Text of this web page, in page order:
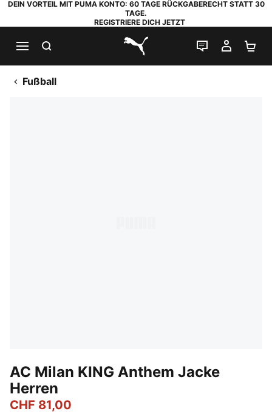
DEIN VORTEIL MIT PUMA KONTO: 60 TAGE RÜCKGABERECHT STATT 30
TAGE.
REGISTRIERE DICH JETZT
PUMA.com
LIVE-CHAT
MEIN
Fußball
AC Milan KING Anthem Jacke
Herren
CHF 81,00